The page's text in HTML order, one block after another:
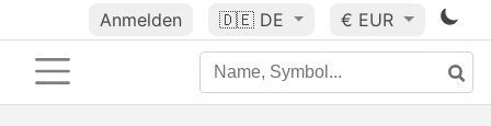
Anmelden 🇩🇪 DE € EUR